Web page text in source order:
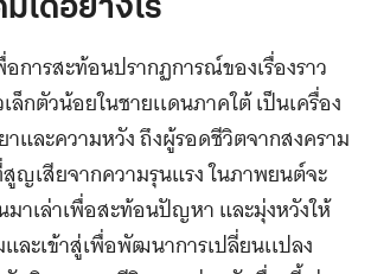
ได้อย่างไร
การสะท้อนปรากฏการณ์ของเรื่องราว
กตัวน้อยในชายเเดนภาคใต้ เป็นเครื่อง
าและความหวัง ถึงผู้รอดชีวิตจากสงคราม
เสียจากความรุนแรง ในภาพยนต์จะ
มาเล่าเพื่อสะท้อนปัญหา และมุ่งหวังให้
ละเข้าสู่เพื่อพัฒนาการเปลี่ยนเเปลง